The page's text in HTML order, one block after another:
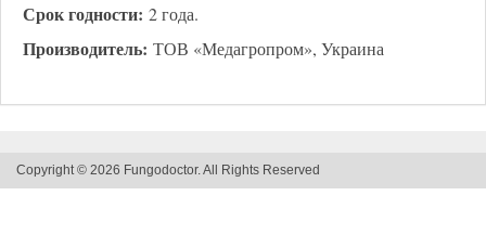
Срок годности: 2 года.
Производитель: ТОВ «Медагропром», Украина
Copyright © 2026 Fungodoctor. All Rights Reserved